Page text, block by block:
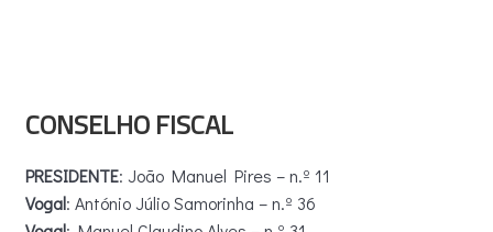
CONSELHO FISCAL
PRESIDENTE: João Manuel Pires – n.º 11
Vogal: António Júlio Samorinha – n.º 36